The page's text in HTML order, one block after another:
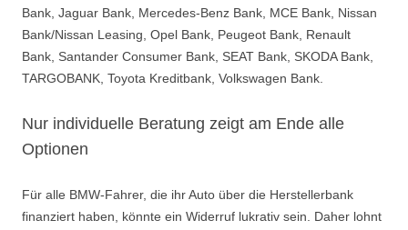
Bank, Jaguar Bank, Mercedes-Benz Bank, MCE Bank, Nissan
Bank/Nissan Leasing, Opel Bank, Peugeot Bank, Renault
Bank, Santander Consumer Bank, SEAT Bank, SKODA Bank,
TARGOBANK, Toyota Kreditbank, Volkswagen Bank.
Nur individuelle Beratung zeigt am Ende alle
Optionen
Für alle BMW-Fahrer, die ihr Auto über die Herstellerbank
finanziert haben, könnte ein Widerruf lukrativ sein. Daher lohnt